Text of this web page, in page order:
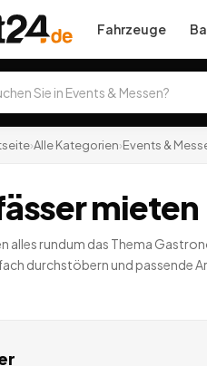
Fahrzeuge
›Alle Kategorien›Events &
mieten
alles rundum das Thema
durchstöbern und passende